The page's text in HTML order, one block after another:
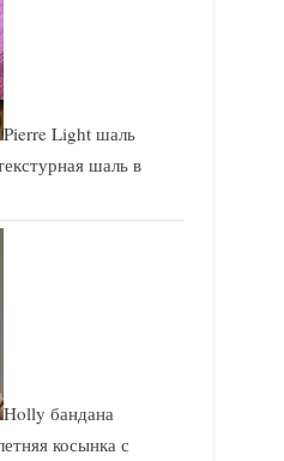
Pierre Light шаль
шаль в
Holly бандана
косынка с